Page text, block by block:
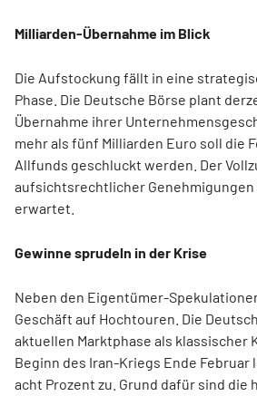
Milliarden-Übernahme im Blick
Die Aufstockung fällt in eine
Phase. Die Deutsche Börse plant
Übernahme ihrer
mehr als fünf Milliarden Euro soll die
Allfunds geschluckt werden. Der
aufsichtsrechtlicher Genehmigungen
erwartet.
Gewinne sprudeln in der Krise
Neben den Eigentümer-
Geschäft auf Hochtouren. Die
aktuellen Marktphase als klassischer
Beginn des Iran-Kriegs Ende Februar
acht Prozent zu. Grund dafür sind die